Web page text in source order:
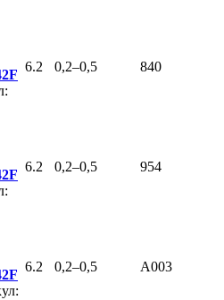
6.2 0,2–0,5 840
6.2 0,2–0,5 954
6.2 0,2–0,5 A003